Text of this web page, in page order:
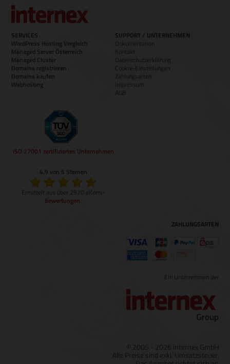
SERVICES
WordPress Hosting Vergleich
Managed Server Österreich
Managed Cluster
Domains registrieren
Domains kaufen
Webhosting
SUPPORT / UNTERNEHMEN
Dokumentation
Kontakt
Datenschutzerklärung
Cookie-Einstellungen
Zahlungsarten
Impressum
AGB
ISO 27001 zertifiziertes Unternehmen
4.9 von 5 Sternen
Ermittelt aus über 2920 eKomi-
Bewertungen
ZAHLUNGSARTEN
Ein Unternehmen der
© 2005 - 2026 internex GmbH
Alle Preise sind exkl. Umsatzsteuer.